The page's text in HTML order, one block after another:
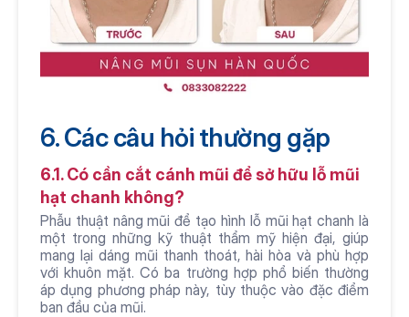
6. Các câu hỏi thường gặp
6.1. Có cần cắt cánh mũi để sở hữu lỗ mũi
hạt chanh không?
Phẫu thuật nâng mũi để tạo hình lỗ mũi hạt chanh là
một trong những kỹ thuật thẩm mỹ hiện đại, giúp
mang lại dáng mũi thanh thoát, hài hòa và phù hợp
với khuôn mặt. Có ba trường hợp phổ biến thường
áp dụng phương pháp này, tùy thuộc vào đặc điểm
ban đầu của mũi.